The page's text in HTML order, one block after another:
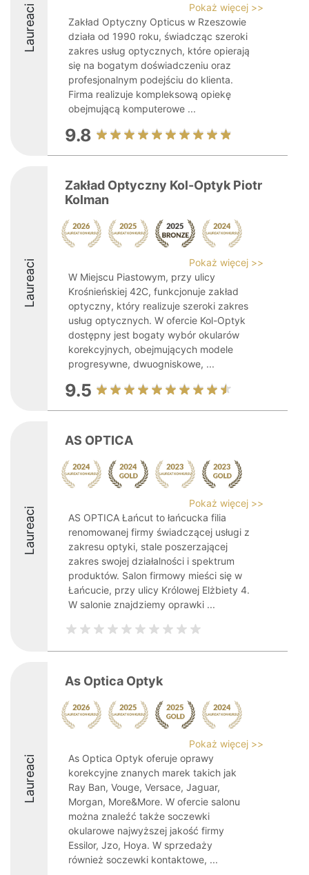
Laureaci
Pokaż więcej >>
Zakład Optyczny Opticus w Rzeszowie
działa od 1990 roku, świadcząc szeroki
zakres usług optycznych, które opierają
się na bogatym doświadczeniu oraz
profesjonalnym podejściu do klienta.
Firma realizuje kompleksową opiekę
obejmującą komputerowe ...
9.8
Laureaci
Zakład Optyczny Kol-Optyk Piotr
Kolman
Pokaż więcej >>
W Miejscu Piastowym, przy ulicy
Krośnieńskiej 42C, funkcjonuje zakład
optyczny, który realizuje szeroki zakres
usług optycznych. W ofercie Kol-Optyk
dostępny jest bogaty wybór okularów
korekcyjnych, obejmujących modele
progresywne, dwuogniskowe, ...
9.5
Laureaci
AS OPTICA
Pokaż więcej >>
AS OPTICA Łańcut to łańcucka filia
renomowanej firmy świadczącej usługi z
zakresu optyki, stale poszerzającej
zakres swojej działalności i spektrum
produktów. Salon firmowy mieści się w
Łańcucie, przy ulicy Królowej Elżbiety 4.
W salonie znajdziemy oprawki ...
Laureaci
As Optica Optyk
Pokaż więcej >>
As Optica Optyk oferuje oprawy
korekcyjne znanych marek takich jak
Ray Ban, Vouge, Versace, Jaguar,
Morgan, More&More. W ofercie salonu
można znaleźć także soczewki
okularowe najwyższej jakość firmy
Essilor, Jzo, Hoya. W sprzedaży
również soczewki kontaktowe, ...